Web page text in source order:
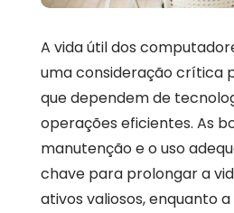
A vida útil dos
uma consideração crítica
que dependem de
operações eficientes. As
manutenção e o uso
chave para prolongar a
ativos valiosos, enquanto